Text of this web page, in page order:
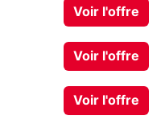
Voir l'offre
Voir l'offre
Voir l'offre